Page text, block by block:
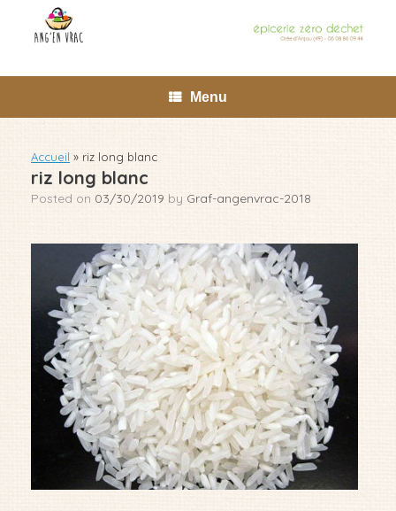
content
Menu
Accueil » riz long blanc
riz long blanc
Posted on 03/30/2019 by Graf-angenvrac-2018